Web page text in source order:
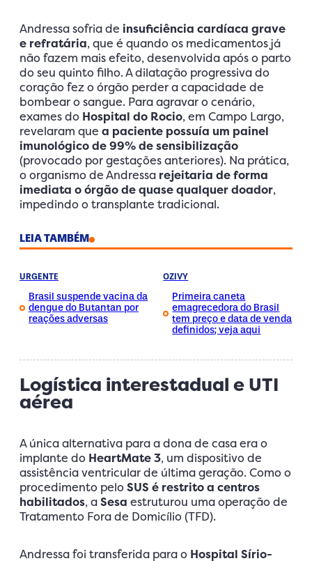
Andressa sofria de insuficiência cardíaca grave
e refratária, que é quando os medicamentos já
não fazem mais efeito, desenvolvida após o parto
do seu quinto filho. A dilatação progressiva do
coração fez o órgão perder a capacidade de
bombear o sangue. Para agravar o cenário,
exames do Hospital do Rocio, em Campo Largo,
revelaram que a paciente possuía um painel
imunológico de 99% de sensibilização
(provocado por gestações anteriores). Na prática,
o organismo de Andressa rejeitaria de forma
imediata o órgão de quase qualquer doador,
impedindo o transplante tradicional.
LEIA TAMBÉM
URGENTE
Brasil suspende vacina da
dengue do Butantan por
reações adversas
OZIVY
Primeira caneta
emagrecedora do Brasil
tem preço e data de venda
definidos; veja aqui
Logística interestadual e UTI
aérea
A única alternativa para a dona de casa era o
implante do HeartMate 3, um dispositivo de
assistência ventricular de última geração. Como o
procedimento peloSUS é restrito a centros
habilitados, aSesa estruturou uma operação de
Tratamento Fora de Domicílio (TFD).
Andressa foi transferida para o Hospital Sírio-